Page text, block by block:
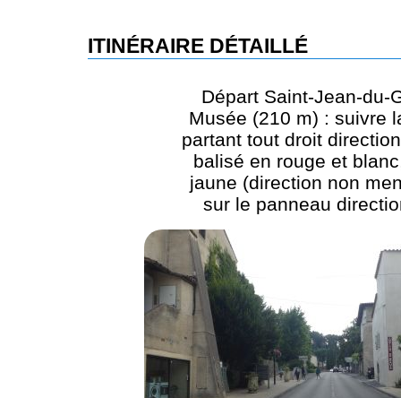
ITINÉRAIRE DÉTAILLÉ
Départ Saint-Jean-du-
Musée (210 m) : suivre
partant tout droit
balisé en rouge et
jaune (direction non
sur le panneau